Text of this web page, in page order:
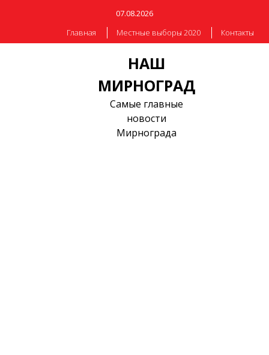
07.08.2026
Главная
Местные выборы 2020 Контакты
НАШ
МИРНОГРАД
Самые главные
новости
Мирнограда